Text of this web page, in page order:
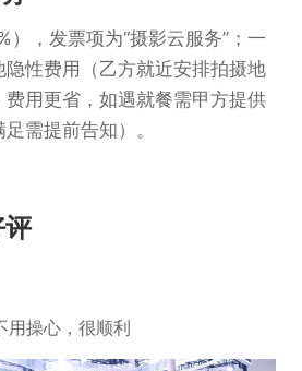
），发票项为“摄影云服务”；一
性费用（乙方就近安排拍摄地
用更省，如遇就餐需甲方提供
需提前告知）。
用操心，很顺利